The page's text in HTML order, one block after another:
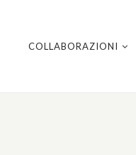
COLLABORAZIONI